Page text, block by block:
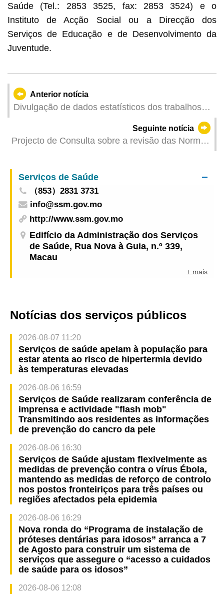
Saúde (Tel.: 2853 3525, fax: 2853 3524) e o
Instituto de Acção Social ou a Direcção dos
Serviços de Educação e de Desenvolvimento da
Juventude.
Anterior notícia
Divulgação de dados estatísticos dos trabalhos
realizados pelo Corpo de Bombeiros de Janeiro a
Seguinte notícia
Projecto de Consulta sobre a revisão das Normas
Serviços de Saúde
（853）2831 3731
info@ssm.gov.mo
http://www.ssm.gov.mo
Edifício da Administração dos Serviços
de Saúde, Rua Nova à Guia, n.º 339,
Macau
+ mais
Notícias dos serviços públicos
2026-08-07 11:20
Serviços de saúde apelam à população para
estar atenta ao risco de hipertermia devido
às temperaturas elevadas
2026-08-06 16:59
Serviços de Saúde realizaram conferência de
imprensa e actividade "flash mob"
Transmitindo aos residentes as informações
de prevenção do cancro da pele
2026-08-06 16:30
Serviços de Saúde ajustam flexivelmente as
medidas de prevenção contra o vírus Ébola,
mantendo as medidas de reforço de controlo
nos postos fronteiriços para três países ou
regiões afectados pela epidemia
2026-08-06 16:29
Nova ronda do “Programa de instalação de
próteses dentárias para idosos” arranca a 7
de Agosto para construir um sistema de
serviços que assegure o “acesso a cuidados
de saúde para os idosos”
2026-08-06 12:08